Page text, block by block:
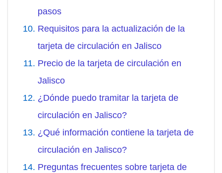
pasos
Requisitos para la actualización de la
tarjeta de circulación en Jalisco
Precio de la tarjeta de circulación en
Jalisco
¿Dónde puedo tramitar la tarjeta de
circulación en Jalisco?
¿Qué información contiene la tarjeta de
circulación en Jalisco?
Preguntas frecuentes sobre tarjeta de